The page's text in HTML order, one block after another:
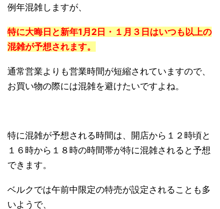
例年混雑しますが、
特に大晦日と新年1月2日・１月３日はいつも以上の
混雑が予想されます。
通常営業よりも営業時間が短縮されていますので、
お買い物の際には混雑を避けたいですよね。
特に混雑が予想される時間は、開店から１２時頃と
１６時から１８時の時間帯が特に混雑されると予想
できます。
ベルクでは午前中限定の特売が設定されることも多
いようで、